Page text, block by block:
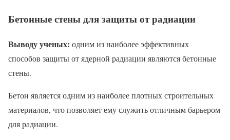
Бетонные стены для защиты от радиации
Выводу ученых: одним из наиболее эффективных
способов защиты от ядерной радиации являются бетонные
стены.
Бетон является одним из наиболее плотных строительных
материалов, что позволяет ему служить отличным барьером
для радиации.